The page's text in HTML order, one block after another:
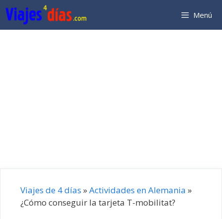
Saltar
al
contenido
Menú
Viajes de 4 días »Actividades en Alemania »
¿Cómo conseguir la tarjeta T-mobilitat?